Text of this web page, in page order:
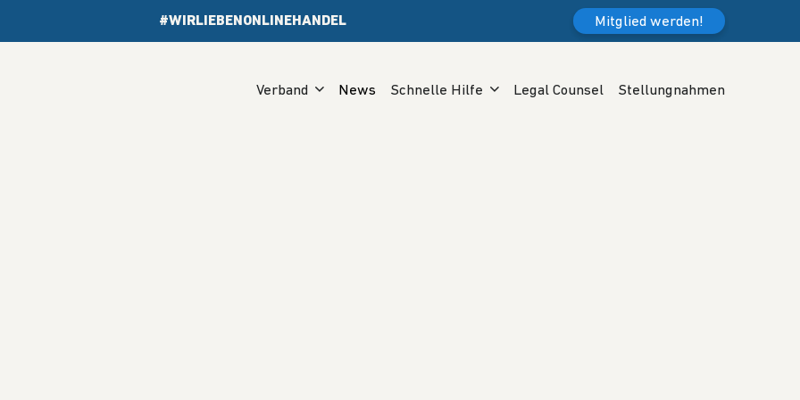
#WIRLIEBENONLINEHANDEL Mitglied werden!
Verband News Schnelle Hilfe Legal Counsel Stellungnahmen